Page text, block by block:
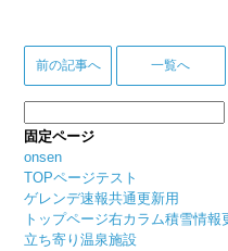
前の記事へ 一覧へ
索:
固定ページ
onsen
TOPページテスト
ゲレンデ速報共通更新用
トップページ右カラム積雪情報
立ち寄り温泉施設